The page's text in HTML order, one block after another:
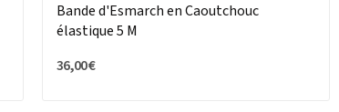
Bande d'Esmarch en Caoutchouc
élastique 5 M
36,00 €